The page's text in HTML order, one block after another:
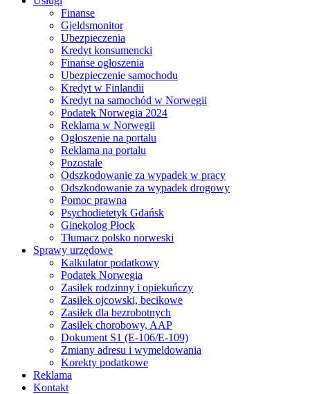
Finanse
Gjeldsmonitor
Ubezpieczenia
Kredyt konsumencki
Finanse ogłoszenia
Ubezpieczenie samochodu
Kredyt w Finlandii
Kredyt na samochód w Norwegii
Podatek Norwegia 2024
Reklama w Norwegii
Ogłoszenie na portalu
Reklama na portalu
Pozostałe
Odszkodowanie za wypadek w pracy
Odszkodowanie za wypadek drogowy
Pomoc prawna
Psychodietetyk Gdańsk
Ginekolog Płock
Tłumacz polsko norweski
Sprawy urzędowe
Kalkulator podatkowy
Podatek Norwegia
Zasiłek rodzinny i opiekuńczy
Zasiłek ojcowski, becikowe
Zasiłek dla bezrobotnych
Zasiłek chorobowy, AAP
Dokument S1 (E-106/E-109)
Zmiany adresu i wymeldowania
Korekty podatkowe
Reklama
Kontakt